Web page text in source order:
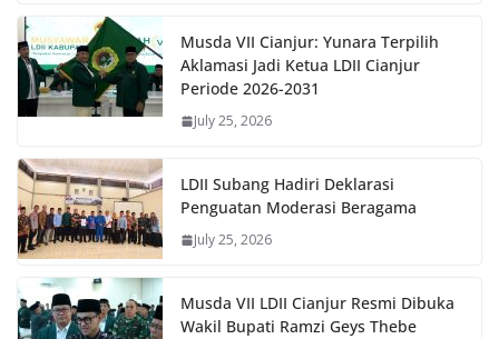
Musda VII Cianjur: Yunara Terpilih
Aklamasi Jadi Ketua LDII Cianjur
Periode 2026-2031
July 25, 2026
LDII Subang Hadiri Deklarasi
Penguatan Moderasi Beragama
July 25, 2026
Musda VII LDII Cianjur Resmi Dibuka
Wakil Bupati Ramzi Geys Thebe